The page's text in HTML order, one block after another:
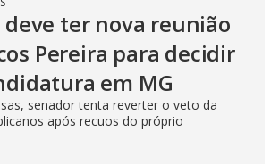
ter nova reunião
Pereira para decidir
em MG
senador tenta reverter o veto da
após recuos do próprio